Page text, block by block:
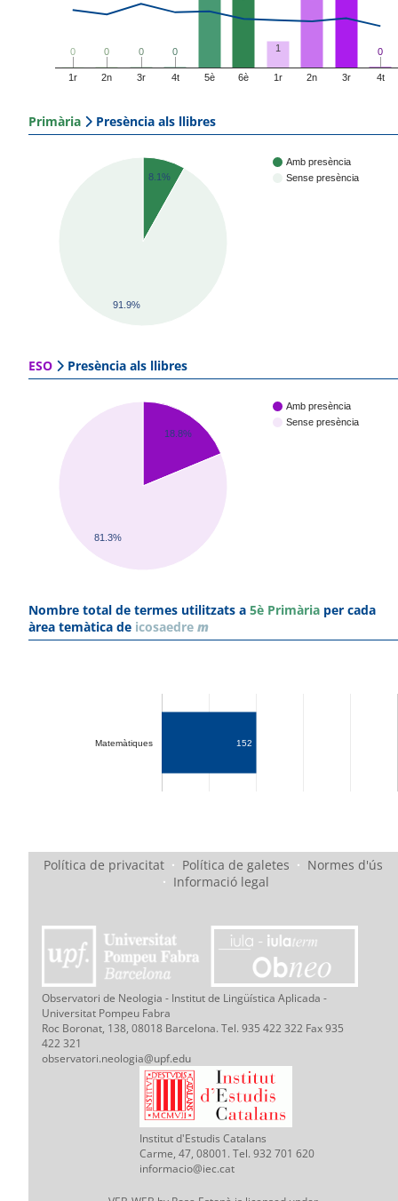
1r 2n 3r 4t 5è 6è 1r 2n 3r 4t
0
0 0
0 0
0 0
0 1 0
0
Primària Presència als llibres
Amb presència
Sense presència
8.1%
91.9%
ESO Presència als llibres
Amb presència
Sense presència
18.8%
81.3%
Nombre total de termes utilitzats a 5è Primària per cada
àrea temàtica de icosaedre m
Matemàtiques 152
Política de privacitat · Política de galetes · Normes d'ús
· Informació legal
Observatori de Neologia - Institut de Lingüística Aplicada -
Universitat Pompeu Fabra
Roc Boronat, 138, 08018 Barcelona. Tel. 935 422 322 Fax 935
422 321
observatori.neologia@upf.edu
Institut d'Estudis Catalans
Carme, 47, 08001. Tel. 932 701 620
informacio@iec.cat